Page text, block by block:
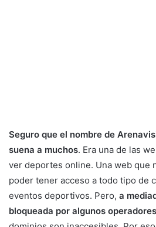
Seguro que el nombre de
suena a muchos. Era una de las
ver deportes online. Una web que
poder tener acceso a todo tipo de
eventos deportivos. Pero, a
bloqueada por algunos operadores